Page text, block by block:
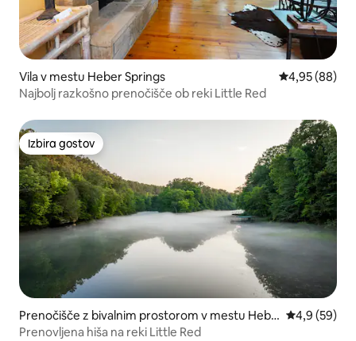
Vila v mestu Heber Springs Povprečna
4,95 (88)
Najbolj razkošno prenočišče ob reki Little Red
Izbira gostov
Izbira gostov
Prenočišče z bivalnim prostorom v mestu Hebe
r Springs
Povprečna
4,9 (59)
Prenovljena hiša na reki Little Red